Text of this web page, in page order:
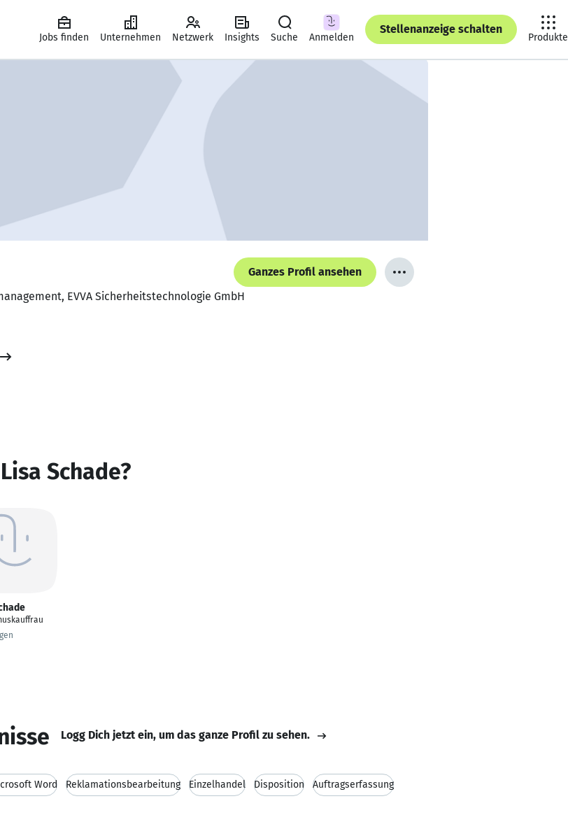
Jobs finden Unternehmen Netzwerk Insights Suche Anmelden
Stellenanzeige schalten
Produkte
Ganzes Profil ansehen
EVVA Sicherheitstechnologie GmbH
Schade?
Logg Dich jetzt ein, um das ganze Profil zu sehen.
Word Reklamationsbearbeitung Einzelhandel Disposition Auftragserfassung